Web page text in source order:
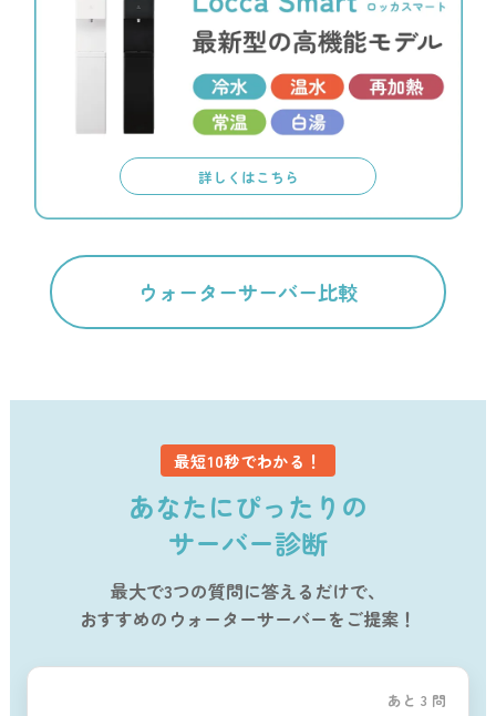
詳しくはこちら
ウォーターサーバー比較
最短10秒でわかる！
あなたにぴったりの
サーバー診断
最大で3つの質問に答えるだけで、
おすすめのウォーターサーバーをご提案！
あと 3 問